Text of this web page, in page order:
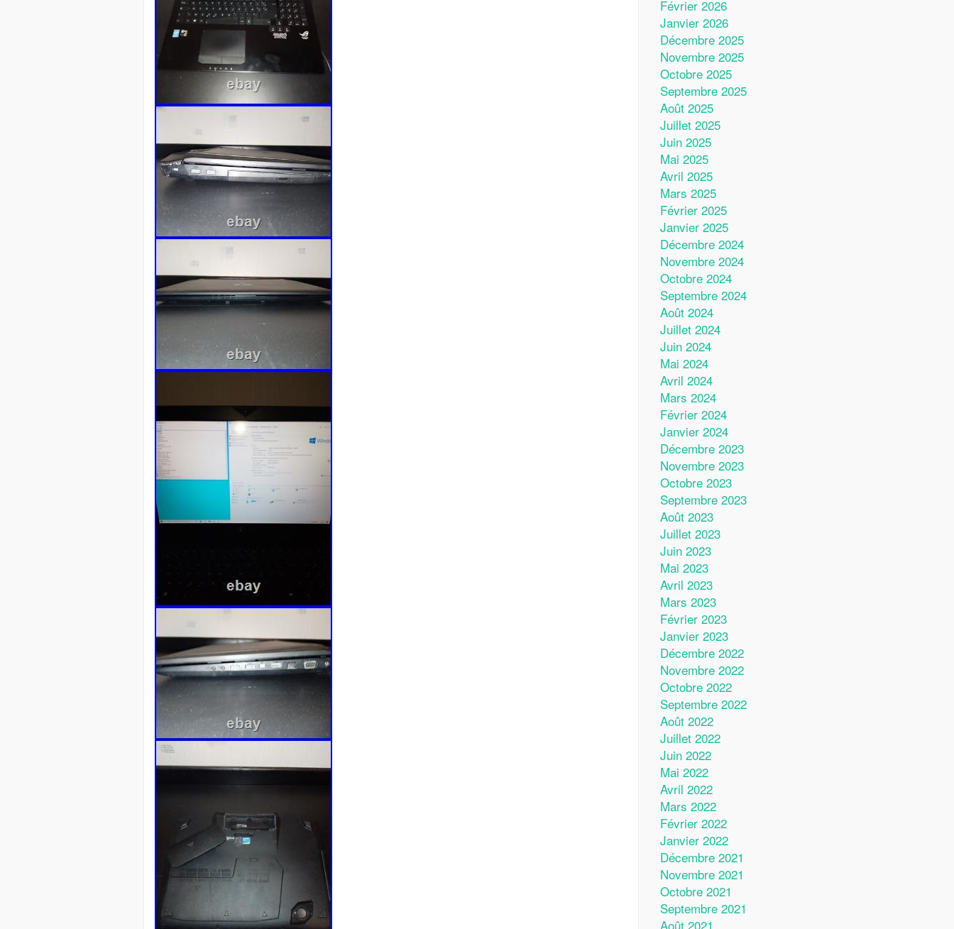
Février 2026
Janvier 2026
Décembre 2025
Novembre 2025
Octobre 2025
Septembre 2025
Août 2025
Juillet 2025
Juin 2025
Mai 2025
Avril 2025
Mars 2025
Février 2025
Janvier 2025
Décembre 2024
Novembre 2024
Octobre 2024
Septembre 2024
Août 2024
Juillet 2024
Juin 2024
Mai 2024
Avril 2024
Mars 2024
Février 2024
Janvier 2024
Décembre 2023
Novembre 2023
Octobre 2023
Septembre 2023
Août 2023
Juillet 2023
Juin 2023
Mai 2023
Avril 2023
Mars 2023
Février 2023
Janvier 2023
Décembre 2022
Novembre 2022
Octobre 2022
Septembre 2022
Août 2022
Juillet 2022
Juin 2022
Mai 2022
Avril 2022
Mars 2022
Février 2022
Janvier 2022
Décembre 2021
Novembre 2021
Octobre 2021
Septembre 2021
Août 2021